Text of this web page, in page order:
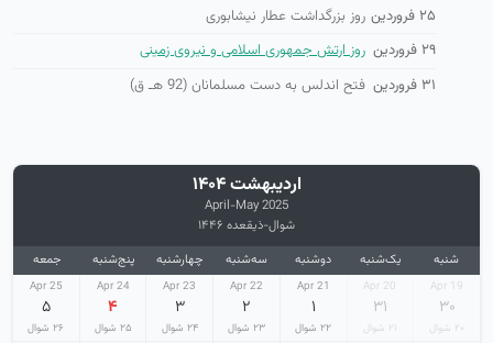
۲۵ فروردین
روز بزرگداشت عطار نیشابوری
۲۹ فروردین
روز ارتش جمهوری اسلامی و نیروی زمینی
۳۱ فروردین
فتح اندلس به دست مسلمانان (92 هـ ق)
اردیبهشت ۱۴۰۴
April-May 2025
شوال-ذیقعده ۱۴۴۶
شنبه یک‌شنبه دوشنبه سه‌شنبه چهارشنبه پنج‌شنبه جمعه
19 Apr
۳۰
۲۰ شوال
20 Apr
۳۱
۲۱ شوال
21 Apr
۱
۲۲ شوال
22 Apr
۲
۲۳ شوال
23 Apr
۳
۲۴ شوال
24 Apr
۴
۲۵ شوال
25 Apr
۵
۲۶ شوال